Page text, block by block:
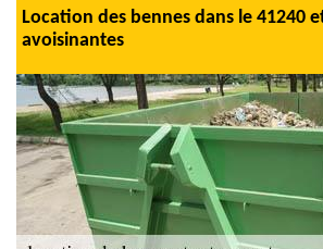
Location des bennes dans le 41240
avoisinantes